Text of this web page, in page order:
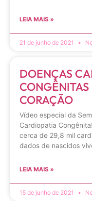
LEIA MAIS »
21 de junho de 2021
DOENÇAS
CORAÇÃO
Vídeo especial da
Cardiopatia
cerca de 29,8 mil
dados de nascidos
LEIA MAIS »
15 de junho de 2021